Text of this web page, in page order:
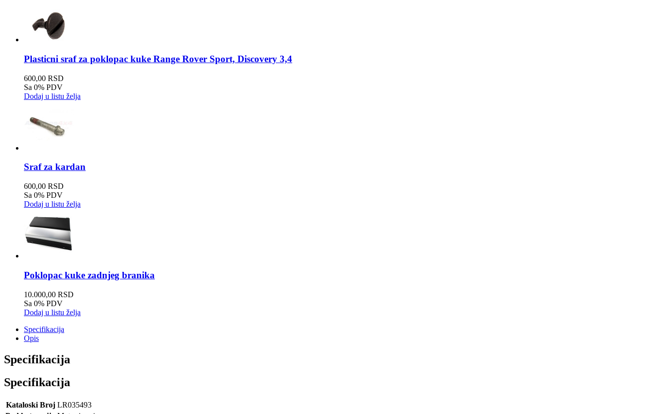
Plasticni sraf za poklopac kuke Range Rover Sport, Discovery 3,4
600,00 RSD
Sa 0% PDV
Dodaj u listu želja
Sraf za kardan
600,00 RSD
Sa 0% PDV
Dodaj u listu želja
Poklopac kuke zadnjeg branika
10.000,00 RSD
Sa 0% PDV
Dodaj u listu želja
Specifikacija
Opis
Specifikacija
Specifikacija
Kataloski Broj LR035493